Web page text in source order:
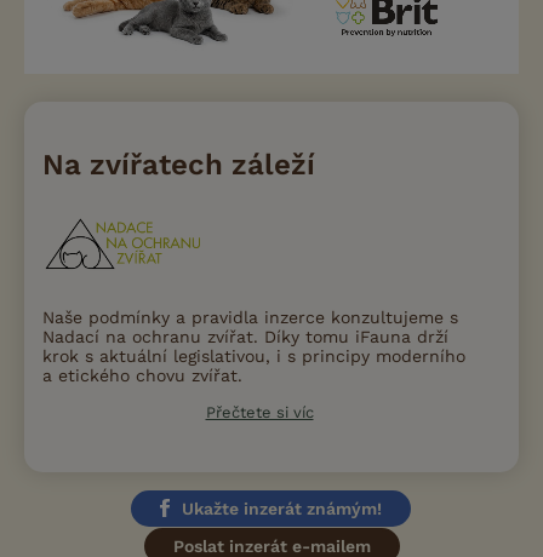
Na zvířatech záleží
Naše podmínky a pravidla inzerce konzultujeme s
Nadací na ochranu zvířat. Díky tomu iFauna drží
krok s aktuální legislativou, i s principy moderního
a etického chovu zvířat.
Přečtete si víc
Ukažte inzerát známým!
Poslat inzerát e-mailem